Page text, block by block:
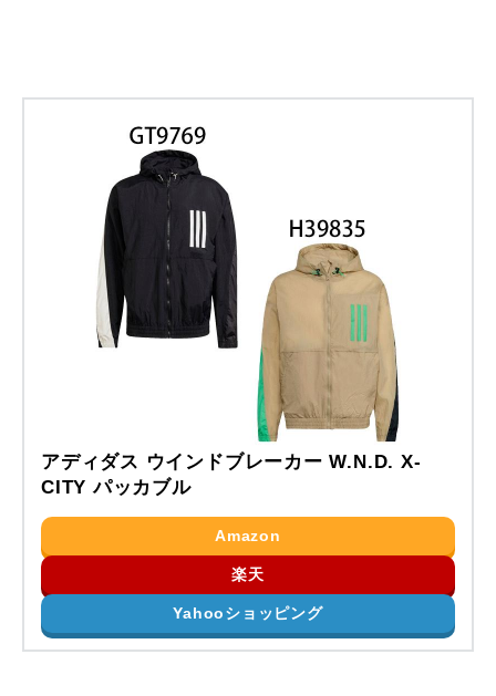
アディダス ウインドブレーカー W.N.D. X-
CITY パッカブル
Amazon
楽天
Yahooショッピング